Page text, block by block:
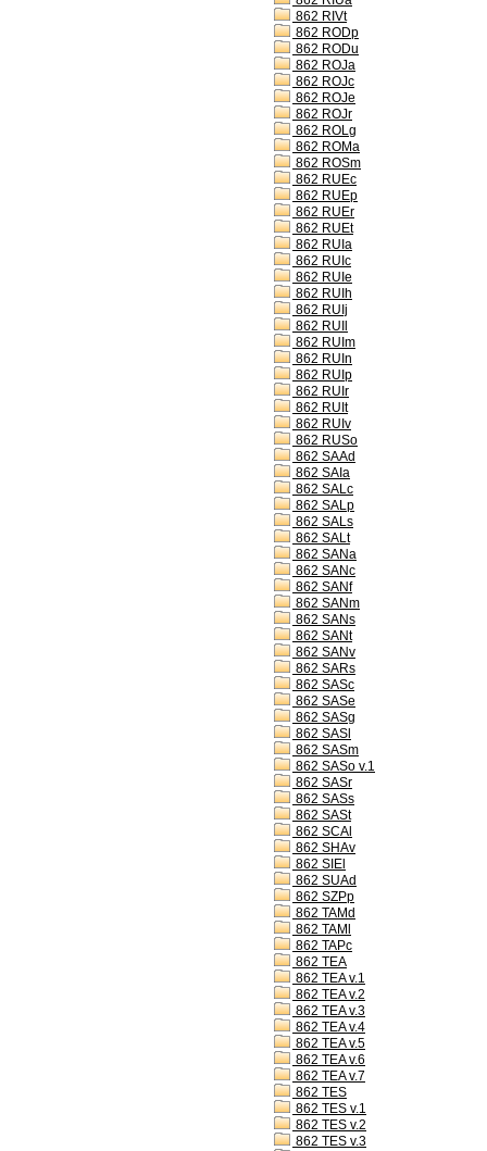
862 RIVt
862 RODp
862 RODu
862 ROJa
862 ROJc
862 ROJe
862 ROJr
862 ROLg
862 ROMa
862 ROSm
862 RUEc
862 RUEp
862 RUEr
862 RUEt
862 RUIa
862 RUIc
862 RUIe
862 RUIh
862 RUIj
862 RUIl
862 RUIm
862 RUIn
862 RUIp
862 RUIr
862 RUIt
862 RUIv
862 RUSo
862 SAAd
862 SAIa
862 SALc
862 SALp
862 SALs
862 SALt
862 SANa
862 SANc
862 SANf
862 SANm
862 SANs
862 SANt
862 SANv
862 SARs
862 SASc
862 SASe
862 SASg
862 SASl
862 SASm
862 SASo v.1
862 SASr
862 SASs
862 SASt
862 SCAl
862 SHAv
862 SIEl
862 SUAd
862 SZPp
862 TAMd
862 TAMl
862 TAPc
862 TEA
862 TEA v.1
862 TEA v.2
862 TEA v.3
862 TEA v.4
862 TEA v.5
862 TEA v.6
862 TEA v.7
862 TES
862 TES v.1
862 TES v.2
862 TES v.3